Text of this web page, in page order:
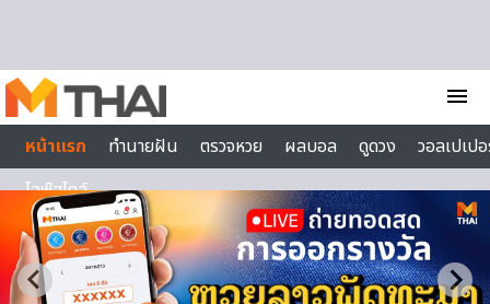
menu
หน้าแรก
ทำนายฝัน ตรวจหวย ผลบอล ดูดวง
วอลเปเป
ไลฟ์สไตล์